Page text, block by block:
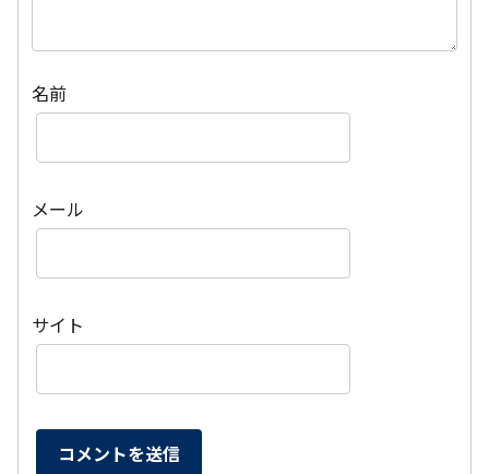
名前
メール
サイト